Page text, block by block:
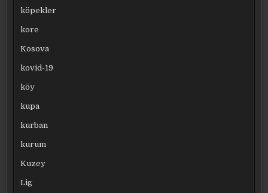
köpekler
kore
Kosova
kovid-19
köy
kupa
kurban
kurum
Kuzey
Lig